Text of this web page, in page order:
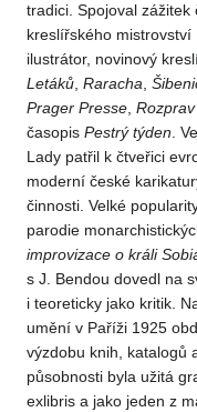
tradici. Spojoval
kreslířského
ilustrátor, novinový
Letáků Raracha
Prager Presse
časopis Pestrý týden .
Lady patřil k čtveřici
moderní české
činnosti. Velké
parodie
improvizace o králi
s J. Bendou dovedl na
i teoreticky jako kritik.
umění v Paříži 1925
výzdobu knih, katalogů
působnosti byla užitá
exlibris a jako jeden z